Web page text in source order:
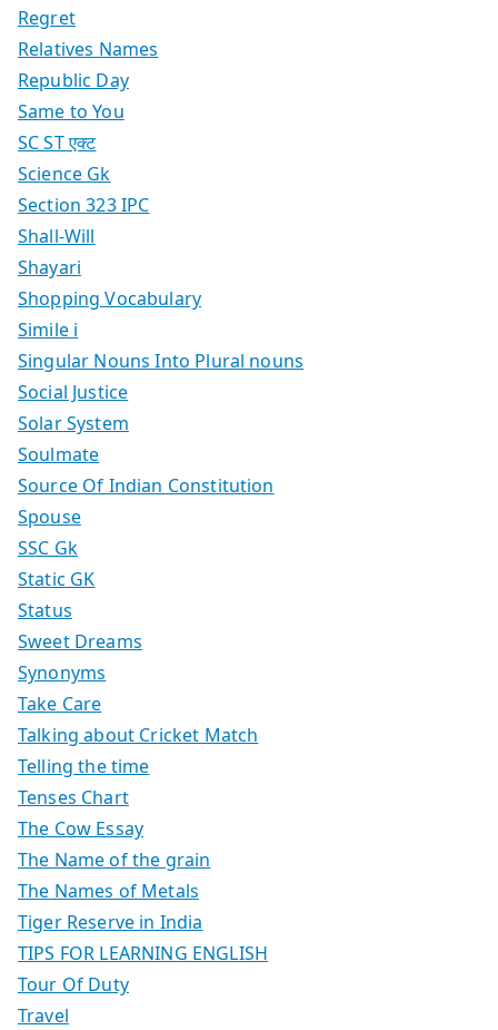
Regret
Relatives Names
Republic Day
Same to You
SC ST एक्ट
Science Gk
Section 323 IPC
Shall-Will
Shayari
Shopping Vocabulary
Simile i
Singular Nouns Into Plural nouns
Social Justice
Solar System
Soulmate
Source Of Indian Constitution
Spouse
SSC Gk
Static GK
Status
Sweet Dreams
Synonyms
Take Care
Talking about Cricket Match
Telling the time
Tenses Chart
The Cow Essay
The Name of the grain
The Names of Metals
Tiger Reserve in India
TIPS FOR LEARNING ENGLISH
Tour Of Duty
Travel